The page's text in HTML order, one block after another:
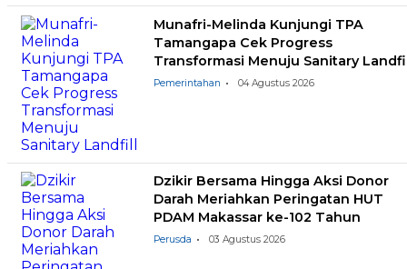
Munafri-Melinda Kunjungi TPA
Tamangapa Cek Progress
Transformasi Menuju Sanitary
Pemerintahan 04 Agustus 2026
Dzikir Bersama Hingga Aksi Donor
Darah Meriahkan Peringatan HUT
PDAM Makassar ke-102 Tahun
Perusda 03 Agustus 2026